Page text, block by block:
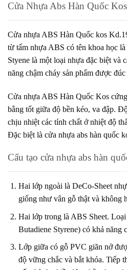
Cửa Nhựa Abs Hàn Quốc
Cửa nhựa ABS Hàn Quốc kos
từ tấm nhựa ABS có tên khoa học
Styene là một loại nhựa đặc biệt và
năng chậm cháy sản phẩm được
Cửa nhựa ABS Hàn Quốc Kos
bằng tốt giữa độ bền kéo, va đập.
chịu nhiệt các tính chất ở nhiệt độ
Đặc biệt là cửa nhựa abs hàn quốc
Cấu tạo cửa nhựa abs hàn
Hai lớp ngoài là DeCo-Sheet
giống như vân gỗ thật và không
Hai lớp trong là ABS Sheet.
Butadiene Styrene) có khả năng
Lớp giữa có gỗ PVC giãn nở
độ vững chắc và bắt khóa. Tiếp